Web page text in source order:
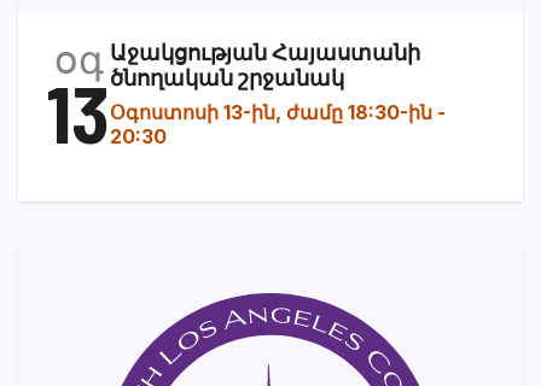
օգ
13
Աջակցության Հայաստանի
ծնողական շրջանակ
Օգոստոսի 13-ին, ժամը 18:30-ին -
20:30